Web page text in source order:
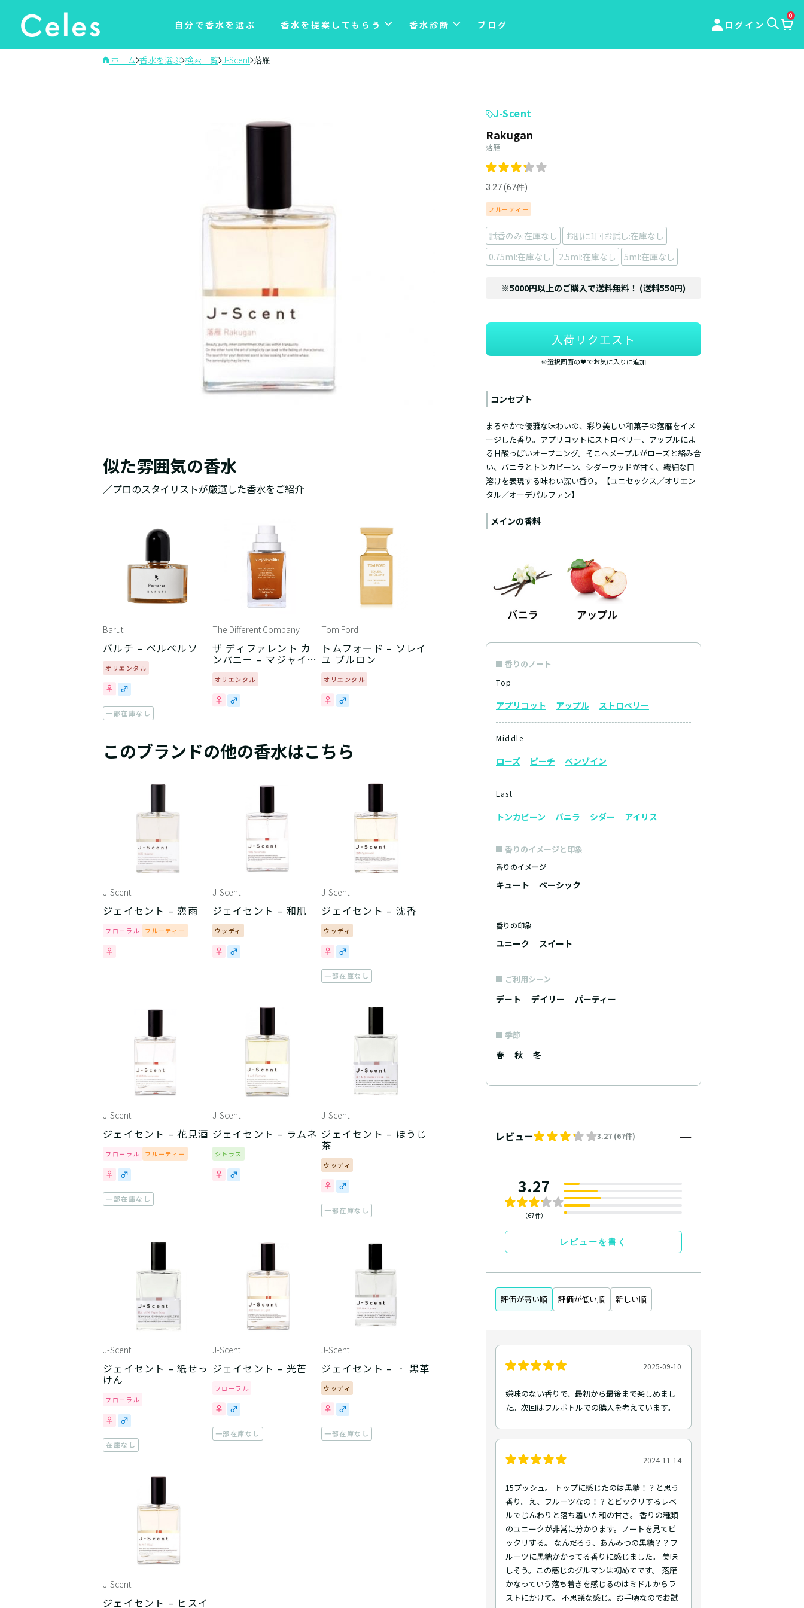
自分で香水を選ぶ 香水を提案してもらう 香水診断 ブログ ログイン
0
ホーム 香水を選ぶ 検索一覧 J-Scent 落雁
J-Scent
Rakugan
落雁
3.27 (67件)
フルーティー
試香のみ:在庫なし
お肌に1回お試し:在庫なし
0.75ml:在庫なし
2.5ml:在庫なし 5ml:在庫なし
※5000円以上のご購入で送料無料！ (送料550円)
入荷リクエスト
※選択画面の🖤でお気に入りに追加
コンセプト
まろやかで優雅な味わいの、彩り美しい和菓子の落雁をイメ
ージした香り。アプリコットにストロベリー、アップルによ
る甘酸っぱいオープニング。そこへメープルがローズと絡み合
い、バニラとトンカビーン、シダーウッドが甘く、繊細な口
溶けを表現する味わい深い香り。【ユニセックス／オリエン
タル／オーデパルファン】
メインの香料
香りのノート
Top
アプリコット アップル ストロベリー
Middle
ローズ ピーチ ベンゾイン
Last
トンカビーン バニラ シダー アイリス
香りのイメージと印象
香りのイメージ
キュート ベーシック
香りの印象
ユニーク スイート
ご利用シーン
デート デイリー パーティー
季節
春 秋 冬
レビュー 3.27 (67件)
3.27
（67件）
レビューを書く
評価が高い順 評価が低い順 新しい順
2025-09-10
嫌味のない香りで、最初から最後まで楽しめまし
た。次回はフルボトルでの購入を考えています。
2024-11-14
15プッシュ。 トップに感じたのは黒糖！？と思う
香り。え、フルーツなの！？とビックリするレベ
ルでじんわりと落ち着いた和の甘さ。 香りの種類
のユニークが非常に分かります。ノートを見てビ
ックリする。 なんだろう、あんみつの黒糖？？フ
ルーツに黒糖かかってる香りに感じました。 美味
しそう。この感じのグルマンは初めてです。 落雁
かなっていう落ち着きを感じるのはミドルからラ
ストにかけて。 不思議な感じ。お手頃なのでお試
似た雰囲気の香水
／プロのスタイリストが厳選した香水をご紹介
Baruti
バルチ – ペルベルソ
オリエンタル
一部在庫なし
The Different Company
ザ ディファレント カ
ンパニー – マジャイナ
シン
オリエンタル
Tom Ford
トムフォード – ソレイ
ユ ブルロン
オリエンタル
このブランドの他の香水はこちら
J-Scent
ジェイセント – 恋雨
フローラル フルーティー
J-Scent
ジェイセント – 和肌
ウッディ
J-Scent
ジェイセント – 沈香
ウッディ
一部在庫なし
J-Scent
ジェイセント – 花見酒
フローラル フルーティー
一部在庫なし
J-Scent
ジェイセント – ラムネ
シトラス
J-Scent
ジェイセント – ほうじ
茶
ウッディ
一部在庫なし
J-Scent
ジェイセント – 紙せっ
けん
フローラル
在庫なし
J-Scent
ジェイセント – 光芒
フローラル
一部在庫なし
J-Scent
ジェイセント – ‐ 黒革
ウッディ
一部在庫なし
J-Scent
ジェイセント – ヒスイ